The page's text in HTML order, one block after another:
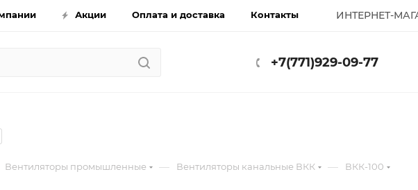
Акции Оплата и доставка Контакты ИНТЕРНЕТ-
+7(771)929-09-77
Вентиляторы промышленные — Вентиляторы канальные ВКК — ВКК-100